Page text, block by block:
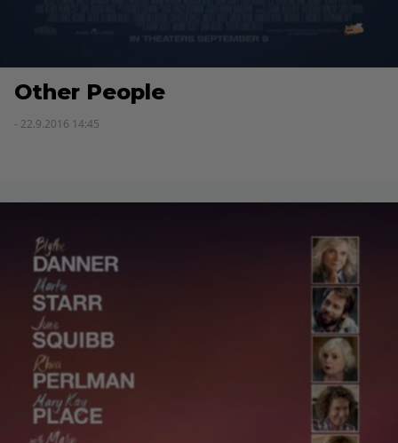
Other People
- 22.9.2016 14:45